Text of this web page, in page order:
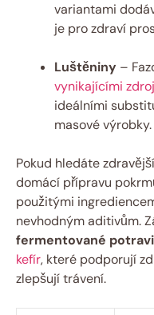
variantami
je pro zdraví
Luštěniny –
vynikajícími
ideálními
masové výrobky.
Pokud hledáte
domácí přípravu
použitými
nevhodným aditivům.
fermentované
kefír, které podporují
zlepšují trávení.